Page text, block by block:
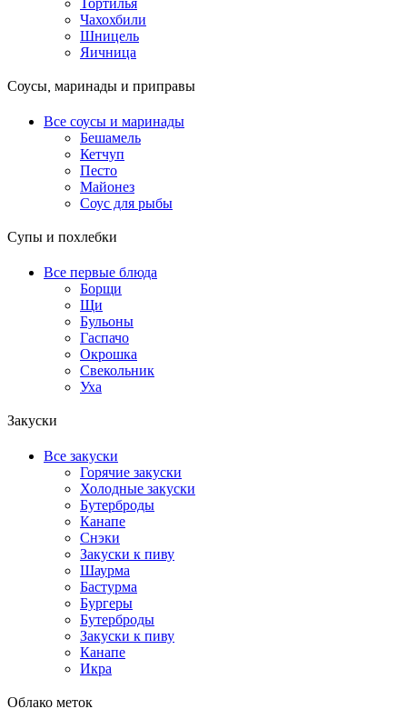
Тортилья
Чахохбили
Шницель
Яичница
Соусы, маринады и приправы
Все соусы и маринады
Бешамель
Кетчуп
Песто
Майонез
Соус для рыбы
Супы и похлебки
Все первые блюда
Борщи
Щи
Бульоны
Гаспачо
Окрошка
Свекольник
Уха
Закуски
Все закуски
Горячие закуски
Холодные закуски
Бутерброды
Канапе
Снэки
Закуски к пиву
Шаурма
Бастурма
Бургеры
Бутерброды
Закуски к пиву
Канапе
Икра
Облако меток